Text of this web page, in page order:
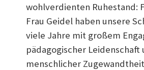
wohlverdienten Ruhestand:
Frau Geidel haben unsere
viele Jahre mit großem
pädagogischer Leidenschaft
menschlicher